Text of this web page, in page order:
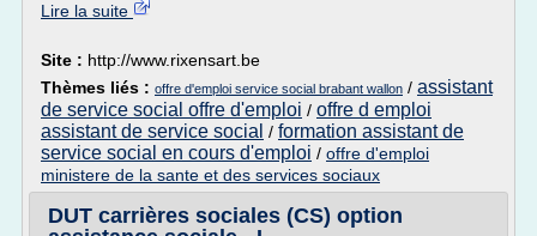
Lire la suite
Site : http://www.rixensart.be
Thèmes liés : offre d'emploi service social brabant wallon / assistant
de service social offre d'emploi / offre d emploi
assistant de service social / formation assistant de
service social en cours d'emploi / offre d'emploi
ministere de la sante et des services sociaux
DUT carrières sociales (CS) option